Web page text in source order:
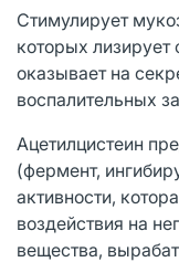
Стимулирует
которых лизирует
оказывает на
воспалительных
Ацетилцистеин
(фермент,
активности,
воздействия на
вещества,